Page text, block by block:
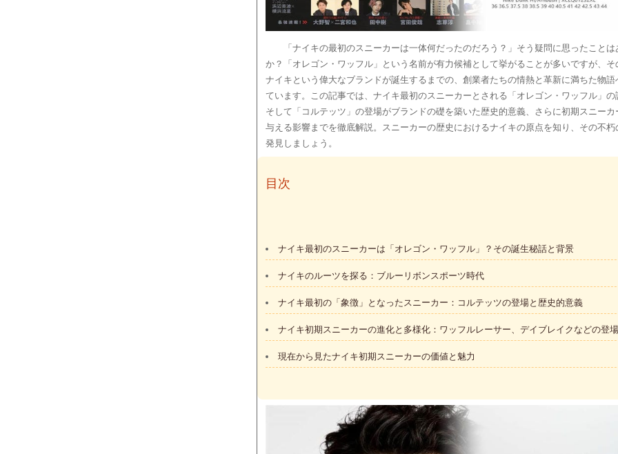
「ナイキの最初のスニーカーは一体何だったのだろう？」そう疑問に思ったこと
か？「オレゴン・ワッフル」という名前が有力候補として挙がることが多いですが、そ
ナイキという偉大なブランドが誕生するまでの、創業者たちの情熱と革新に満ちた物語
ています。この記事では、ナイキ最初のスニーカーとされる「オレゴン・ワッフル」の
そして「コルテッツ」の登場がブランドの礎を築いた歴史的意義、さらに初期スニーカ
与える影響までを徹底解説。スニーカーの歴史におけるナイキの原点を知り、その不朽
発見しましょう。
目次
ナイキ最初のスニーカーは「オレゴン・ワッフル」？その誕生秘話と背景
ナイキのルーツを探る：ブルーリボンスポーツ時代
ナイキ最初の「象徴」となったスニーカー：コルテッツの登場と歴史的意義
ナイキ初期スニーカーの進化と多様化：ワッフルレーサー、デイブレイクなどの登場
現在から見たナイキ初期スニーカーの価値と魅力